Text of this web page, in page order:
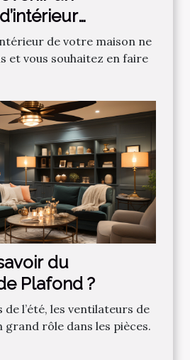
?
de votre maison ne
et vous souhaitez en faire
du
Plafond ?
de l’été, les ventilateurs de
rôle dans les pièces.